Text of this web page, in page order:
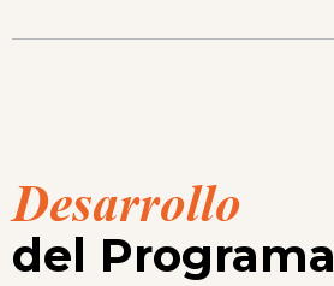
Desarrollo
del Programa